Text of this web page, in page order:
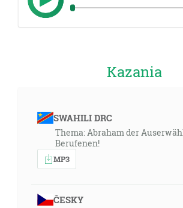
Kazania
SWAHILI DRC
Thema: Abraham der
Berufenen!
MP3
ČESKY